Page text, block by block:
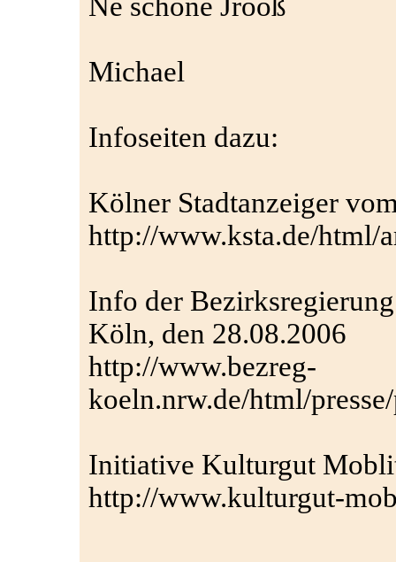
Michael
Infoseiten dazu:
Kölner Stadtanzeiger
http://www.ksta.de/html/
Info der
Köln, den 28.08.2006
http://www.bezreg-
koeln.nrw.de/html/
Initiative Kulturgut
http://www.kulturgut-